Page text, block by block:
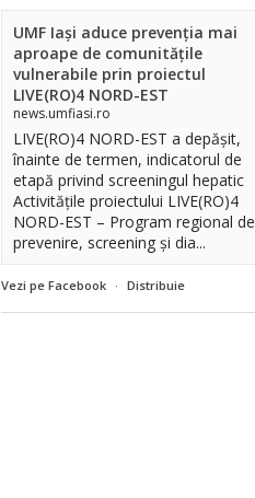
UMF Iași aduce prevenția mai
aproape de comunitățile
vulnerabile prin proiectul
LIVE(RO)4 NORD-EST
news.umfiasi.ro
LIVE(RO)4 NORD-EST a depășit,
înainte de termen, indicatorul de
etapă privind screeningul hepatic
Activitățile proiectului LIVE(RO)4
NORD-EST – Program regional de
prevenire, screening și dia...
Vezi pe Facebook · Distribuie